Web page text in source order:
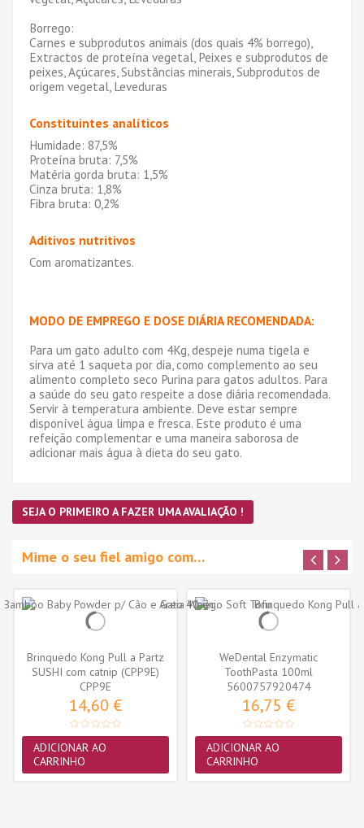
Borrego:
Carnes e subprodutos animais (dos quais 4% borrego),
Extractos de proteína vegetal, Peixes e subprodutos de
peixes, Açúcares, Substâncias minerais, Subprodutos de
origem vegetal, Leveduras
Constituintes analíticos
Humidade: 87,5%
Proteína bruta: 7,5%
Matéria gorda bruta: 1,5%
Cinza bruta: 1,8%
Fibra bruta: 0,2%
Aditivos nutritivos
Com aromatizantes.
MODO DE EMPREGO E DOSE DIÁRIA RECOMENDADA:
Para um gato adulto com 4Kg, despeje numa tigela e
sirva até 1 saqueta por dia, como complemento ao seu
alimento completo seco Purina para gatos adultos. Para
a saúde do seu gato respeite a dose diária recomendada.
Servir à temperatura ambiente. Deve estar sempre
disponível água limpa e fresca. Este produto é uma
refeição complementar e uma maneira saborosa de
adicionar mais água à dieta do seu gato.
SEJA O PRIMEIRO A FAZER UMA AVALIAÇÃO !
Mime o seu fiel amigo com…
Brinquedo Kong Pull a Partz
SUSHI com catnip (CPP9E)
CPP9E
14,60 €
ADICIONAR AO
CARRINHO
WeDental Enzymatic
ToothPasta 100ml
5600757920474
16,75 €
ADICIONAR AO
CARRINHO